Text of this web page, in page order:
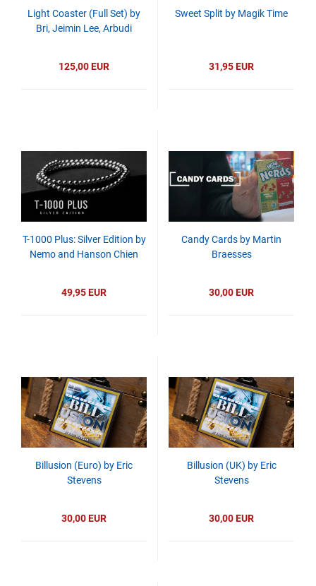
Light Coaster (Full Set) by
Bri, Jeimin Lee, Arbudi
125,00 EUR
Sweet Split by Magik Time
31,95 EUR
T-1000 Plus: Silver Edition by
Nemo and Hanson Chien
49,95 EUR
Candy Cards by Martin
Braesses
30,00 EUR
Billusion (Euro) by Eric
Stevens
30,00 EUR
Billusion (UK) by Eric
Stevens
30,00 EUR